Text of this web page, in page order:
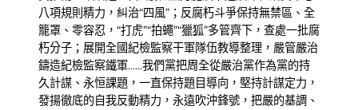
八項規則精力，糾治“四風”；反腐朽斗爭保持無禁區、全
籠罩、零容忍，“打虎”“拍蠅”“獵狐”多管齊下，查處一批腐
朽分子；展開全國紀檢監察干軍隊伍教導整理，嚴管嚴治
鑄造紀檢監察鐵軍……我們黨把周全從嚴治黨作為黨的持
久計謀、永恒課題，一直保持題目導向，堅持計謀定力，
發揚徹底的自我反動精力，永遠吹沖鋒號，把嚴的基調、